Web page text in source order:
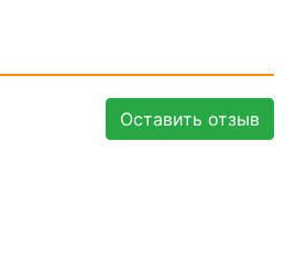
Оставить отзыв